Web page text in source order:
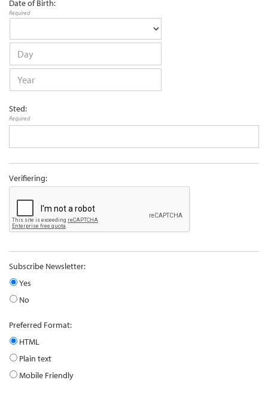
Date of Birth:
Required
Sted:
Required
Verifiering:
Subscribe Newsletter:
Yes
No
Preferred Format:
HTML
Plain text
Mobile Friendly